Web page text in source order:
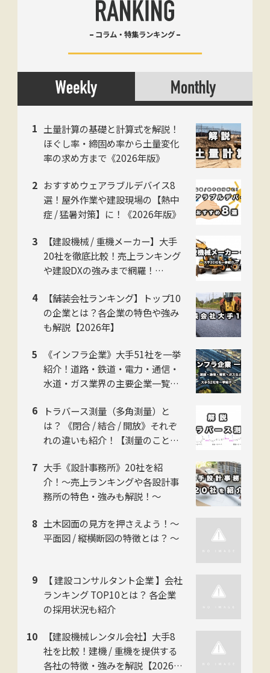
コラム・特集ランキング
土量計算の基礎と計算式を解説！
ほぐし率・締固め率から土量変化
率の求め方まで《2026年版》
おすすめウェアラブルデバイス8
選！屋外作業や建設現場の【熱中
症 / 猛暑対策】に！《2026年版》
【建設機械 / 重機メーカー】大手
20社を徹底比較！売上ランキング
や建設DXの強みまで網羅！
【舗装会社ランキング】トップ10
の企業とは？各企業の特色や強み
も解説【2026年】
《インフラ企業》大手51社を一挙
紹介！道路・鉄道・電力・通信・
水道・ガス業界の主要企業一覧！
トラバース測量（多角測量）と
は？ 《閉合 / 結合 / 開放》それぞ
れの違いも紹介！【測量のことイ
大手《設計事務所》20社を紹
介！〜売上ランキングや各設計事
務所の特色・強みも解説！〜
土木図面の見方を押さえよう！〜
平面図 / 縦横断図の特徴とは？ 〜
【 建設コンサルタント企業 】会社
ランキング TOP10とは？ 各企業
の採用状況も紹介
【建設機械レンタル会社】大手8
社を比較！建機 / 重機を提供する
各社の特徴・強みを解説【2026年